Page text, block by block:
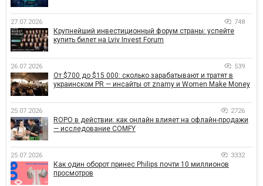
27.07.2026 748
Крупнейший инвестиционный форум страны: успейте
купить билет на Lviv Invest Forum
26.07.2026 539
От $700 до $15 000: сколько зарабатывают и тратят в
украинском PR — инсайты от znamy и Women Make Money
25.07.2026 2726
ROPO в действии: как онлайн влияет на офлайн-продажи
— исследование COMFY
25.07.2026 3332
Как один оборот принес Philips почти 10 миллионов
просмотров